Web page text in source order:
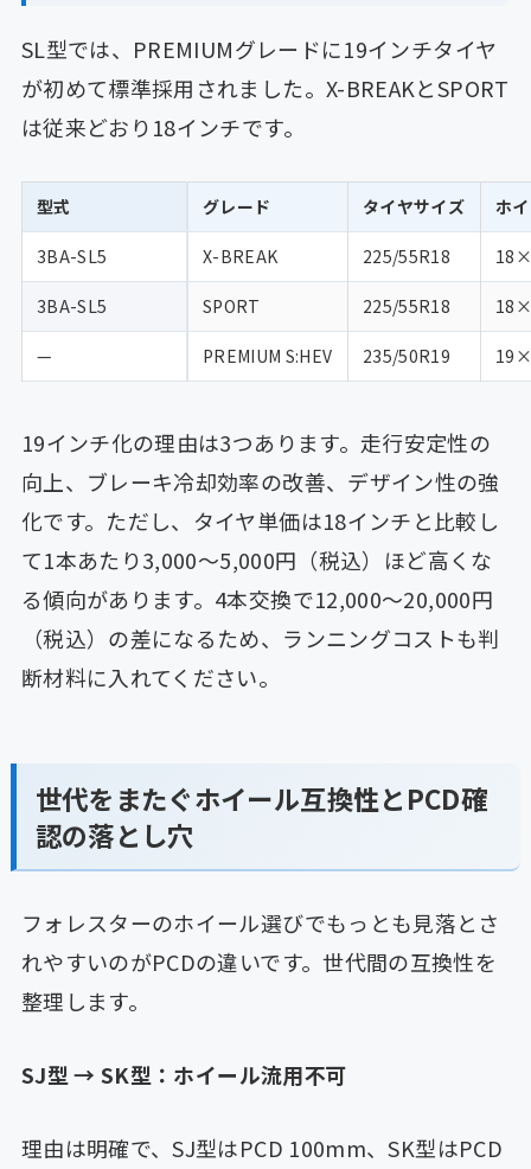
SL型では、PREMIUMグレードに19インチタイヤ
が初めて標準採用されました。X-BREAKとSPORT
は従来どおり18インチです。
型式 グレード タイヤサイズ ホ
3BA-SL5 X-BREAK 225/55R18
3BA-SL5 SPORT 225/55R18
— PREMIUM S:HEV 235/50R19
19インチ化の理由は3つあります。走行安定性の
向上、ブレーキ冷却効率の改善、デザイン性の強
化です。ただし、タイヤ単価は18インチと比較し
て1本あたり3,000〜5,000円（税込）ほど高くな
る傾向があります。4本交換で12,000〜20,000円
（税込）の差になるため、ランニングコストも判
断材料に入れてください。
世代をまたぐホイール互換性とPCD確
認の落とし穴
フォレスターのホイール選びでもっとも見落とさ
れやすいのがPCDの違いです。世代間の互換性を
整理します。
SJ型 → SK型：ホイール流用不可
理由は明確で、SJ型はPCD 100mm、SK型はPCD